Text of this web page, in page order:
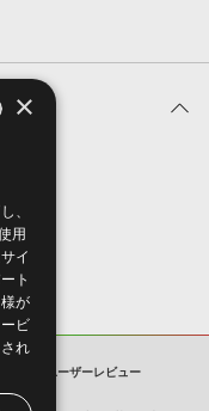
1 ユーザーレビュー
×
、
用
イ
ト
が
ビ
れ